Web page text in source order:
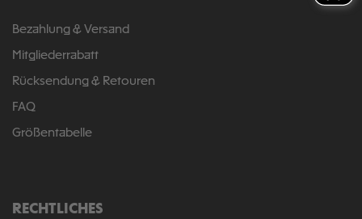
Bezahlung & Versand
Mitgliederrabatt
Rücksendung & Retouren
FAQ
Größentabelle
RECHTLICHES